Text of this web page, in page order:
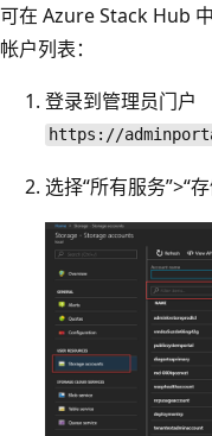
可在 Azure Stack Hub
帐户列表：
登录到管理员门户
https://
选择“所有服务”>“存